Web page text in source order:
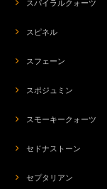
スパイラルクォーツ
スピネル
スフェーン
スポジュミン
スモーキークォーツ
セドナストーン
セプタリアン